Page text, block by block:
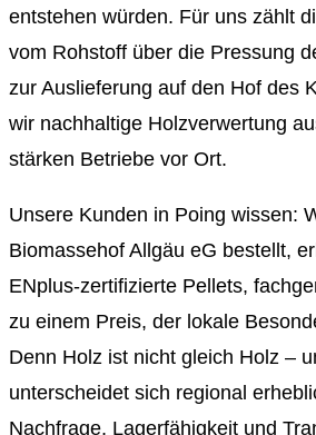
entstehen würden. Für uns zählt
vom Rohstoff über die Pressung
zur Auslieferung auf den Hof des
wir nachhaltige Holzverwertung
stärken Betriebe vor Ort.
Unsere Kunden in Poing wissen:
Biomassehof Allgäu eG bestellt,
ENplus-zertifizierte Pellets,
zu einem Preis, der lokale
Denn Holz ist nicht gleich Holz –
unterscheidet sich regional
Nachfrage, Lagerfähigkeit und